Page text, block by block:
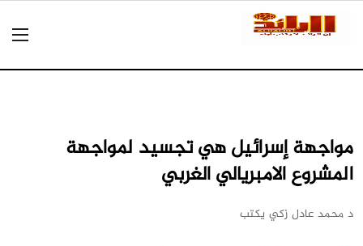
مواجهة إسرائيل هي تجسيد لمواجهة
المشروع الامبريالي الغربي
د محمد عادل زكي يكتب